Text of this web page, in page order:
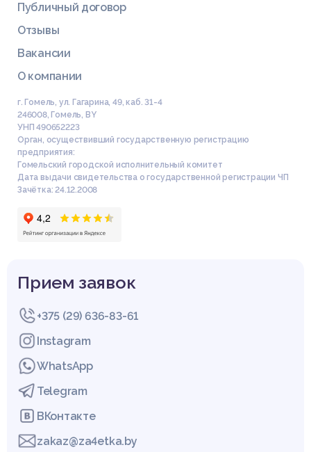
Публичный договор
Отзывы
Вакансии
О компании
г. Гомель, ул. Гагарина, 49, каб. 31-4
246008, Гомель, BY
УНП 490652223
Орган, осуществивший государственную регистрацию
предприятия:
Гомельский городской исполнительный комитет
Дата выдачи свидетельства о государственной регистрации ЧП
Зачётка: 24.12.2008
Прием заявок
+375 (29) 636-83-61
Instagram
WhatsApp
Telegram
ВКонтакте
zakaz@za4etka.by